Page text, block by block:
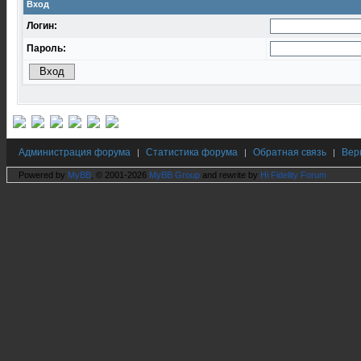
Вход
Логин:
Пароль:
Администрация форума | Статистика форума | Обратная связь |
Powered by MyBB , © 2001-2026 MyBB Group and rewrite by Hi Fidelity Forum